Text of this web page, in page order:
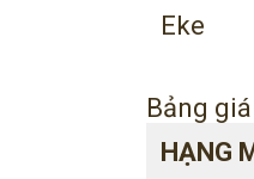
Eke
Bảng
HẠNG